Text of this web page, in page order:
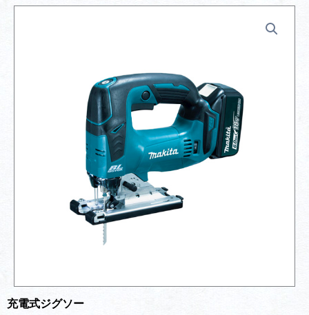
充電式ジグソー